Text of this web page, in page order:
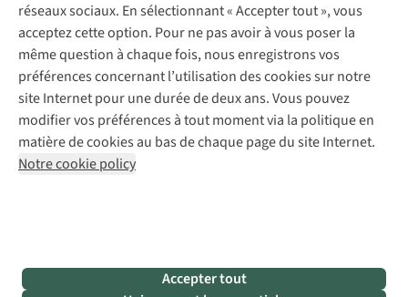
réseaux sociaux. En sélectionnant « Accepter tout », vous
acceptez cette option. Pour ne pas avoir à vous poser la
même question à chaque fois, nous enregistrons vos
préférences concernant l’utilisation des cookies sur notre
site Internet pour une durée de deux ans. Vous pouvez
modifier vos préférences à tout moment via la politique en
matière de cookies au bas de chaque page du site Internet.
Notre cookie policy
Accepter tout
Mentions légales
Politique de confidentialité
Conditions générales
Cookie Policy
AS Adventure Luxemburg SA,